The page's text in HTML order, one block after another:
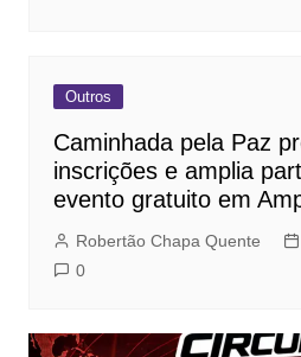
Outros
Caminhada pela Paz
inscrições e amplia
evento gratuito em
Robertão Chapa Quente
0